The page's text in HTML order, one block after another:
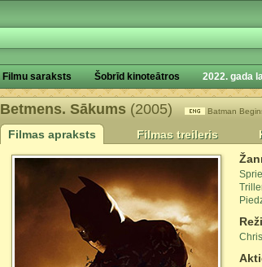
Filmu saraksts Šobrīd kinoteātros 2022. gada
Betmens. Sākums (2005) Batman
Filmas apraksts Filmas treileris